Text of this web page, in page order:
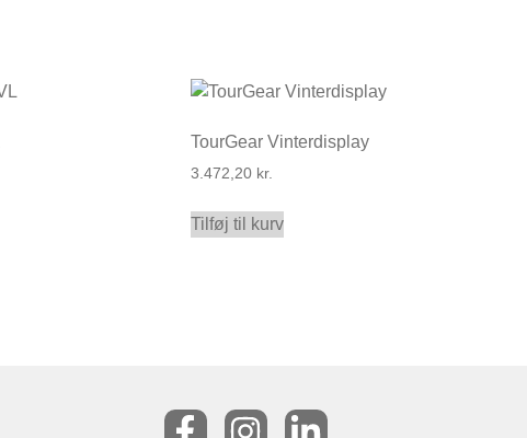
TourGear Vinterdisplay
3.472,20 kr.
Tilføj til kurv